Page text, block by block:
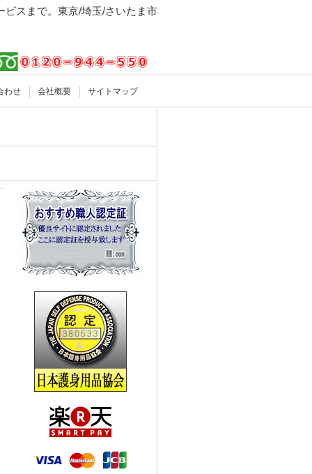
スまで。東京/埼玉/さいたま市
わせ 会社概要 サイトマップ